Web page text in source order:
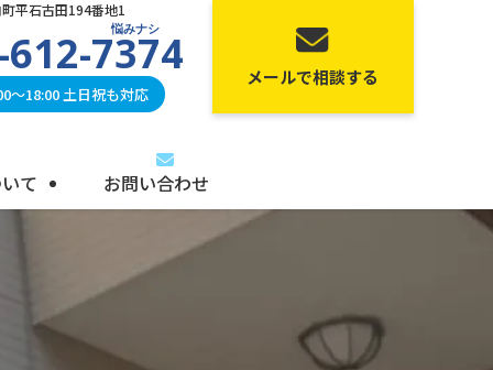
て お問い合わせ
平石古田194番地1
悩みナシ
7374
18:00 土日祝も対応
メールで相談する